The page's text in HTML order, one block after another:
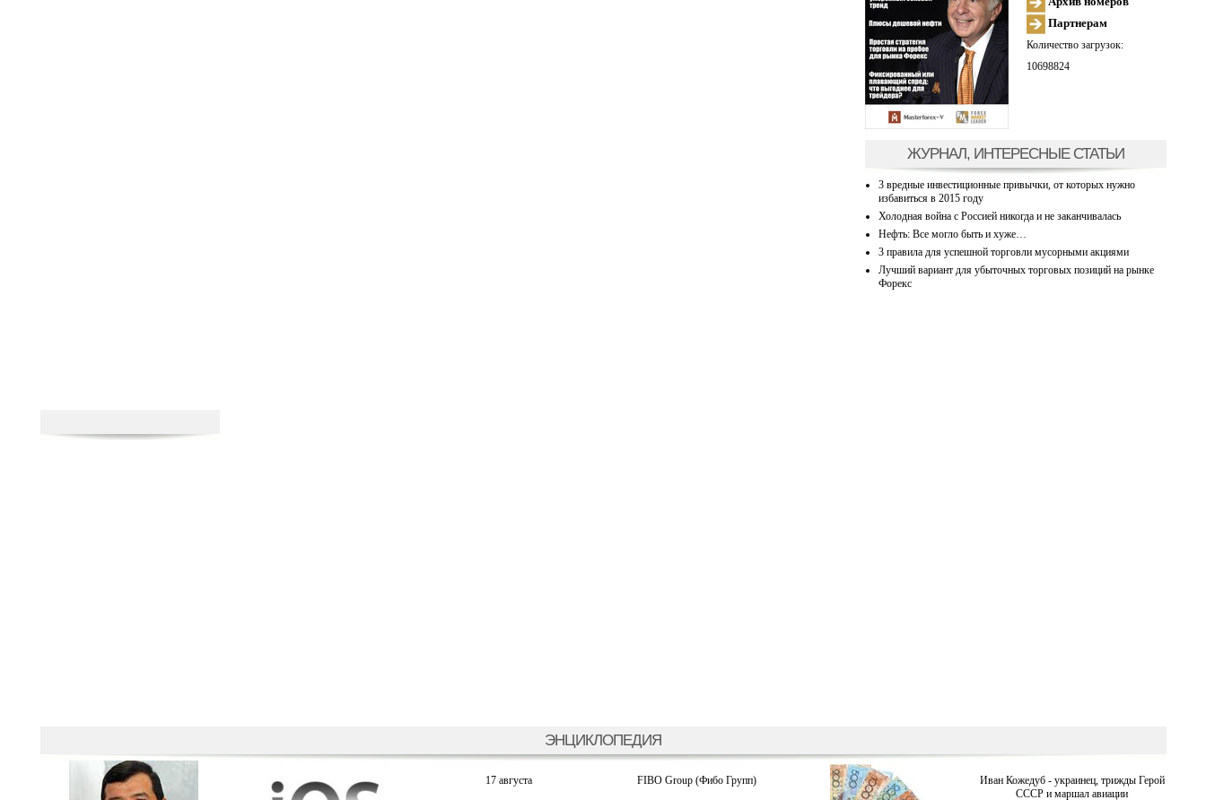
Партнерам
Количество загрузок:
10698824
ЖУРНАЛ, ИНТЕРЕСНЫЕ СТАТЬИ
3 вредные инвестиционные привычки, от которых нужно
избавиться в 2015 году
Холодная война с Россией никогда и не заканчивалась
Нефть: Все могло быть и хуже…
3 правила для успешной торговли мусорными акциями
Лучший вариант для убыточных торговых позиций на рынке
Форекс
ЭНЦИКЛОПЕДИЯ
17 августа FIBO Group (Фибо Групп)
Иван Кожедуб - украинец, трижды Герой
СССР и маршал авиации